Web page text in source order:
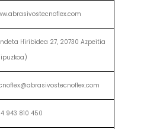
Hiribidea 27, 20730 Azpeitia
943 810 450